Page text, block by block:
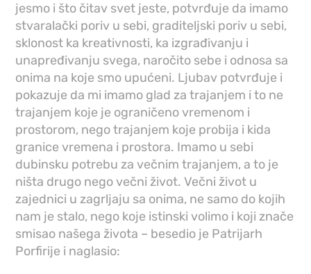
jesmo i što čitav svet jeste, potvrđuje da imamo
stvaralački poriv u sebi, graditeljski poriv u sebi,
sklonost ka kreativnosti, ka izgrađivanju i
unapređivanju svega, naročito sebe i odnosa sa
onima na koje smo upućeni. Ljubav potvrđuje i
pokazuje da mi imamo glad za trajanjem i to ne
trajanjem koje je ograničeno vremenom i
prostorom, nego trajanjem koje probija i kida
granice vremena i prostora. Imamo u sebi
dubinsku potrebu za večnim trajanjem, a to je
ništa drugo nego večni život. Večni život u
zajednici u zagrljaju sa onima, ne samo do kojih
nam je stalo, nego koje istinski volimo i koji znače
smisao našega života – besedio je Patrijarh
Porfirije i naglasio: